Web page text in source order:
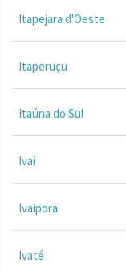
Itapejara d'Oeste
Itaperuçu
Itaúna do Sul
Ivaí
Ivaiporã
Ivaté